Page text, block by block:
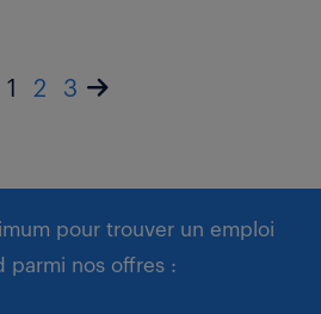
1 2 3
pour trouver un emploi
parmi nos offres :